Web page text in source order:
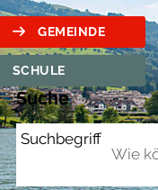
GEMEINDE
SCHULE
Suche
Suchbegriff